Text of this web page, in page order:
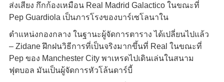
ส่งเสียง กึกก้องเหมือน Real Madrid Galactico ในขณะที่
Pep Guardiola เป็นภารโรงของบาร์เซโลนาใน
ตำแหน่งกองกลาง ในฐานะผู้จัดการตาราง ได้เปลี่ยนไปแล้ว
– Zidane ฝึกฝนวิธีการที่เป็นจริงมากขึ้นที่ Real ในขณะที่
Pep ของ Manchester City พาเหรดไปเดินเล่นในสนาม
ฟุตบอล มันเป็นผู้จัดการหัวโล้นดาร์บี้